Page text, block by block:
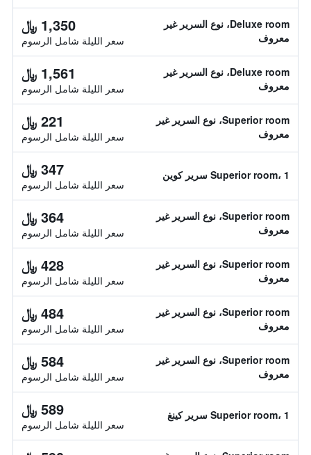
Deluxe room، نوع السرير غير
معروف
1,350 ﷼
سعر الليلة شامل الرسوم
Deluxe room، نوع السرير غير
معروف
1,561 ﷼
سعر الليلة شامل الرسوم
Superior room، نوع السرير غير
معروف
221 ﷼
سعر الليلة شامل الرسوم
Superior room، 1 سرير كوين 347 ﷼
سعر الليلة شامل الرسوم
Superior room، نوع السرير غير
معروف
364 ﷼
سعر الليلة شامل الرسوم
Superior room، نوع السرير غير
معروف
428 ﷼
سعر الليلة شامل الرسوم
Superior room، نوع السرير غير
معروف
484 ﷼
سعر الليلة شامل الرسوم
Superior room، نوع السرير غير
معروف
584 ﷼
سعر الليلة شامل الرسوم
Superior room، 1 سرير كينغ 589 ﷼
سعر الليلة شامل الرسوم